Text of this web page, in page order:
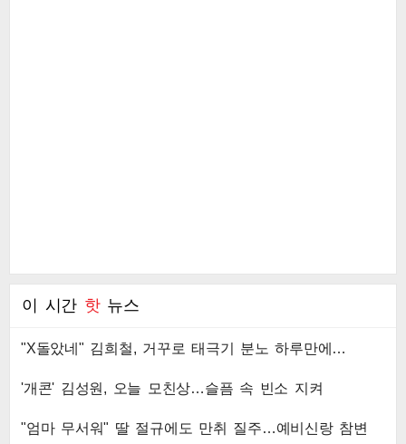
이 시간 핫뉴스
"X돌았네" 김희철, 거꾸로 태극기 분노 하루만에…
'개콘' 김성원, 오늘 모친상…슬픔 속 빈소 지켜
"엄마 무서워" 딸 절규에도 만취 질주…예비신랑 참변